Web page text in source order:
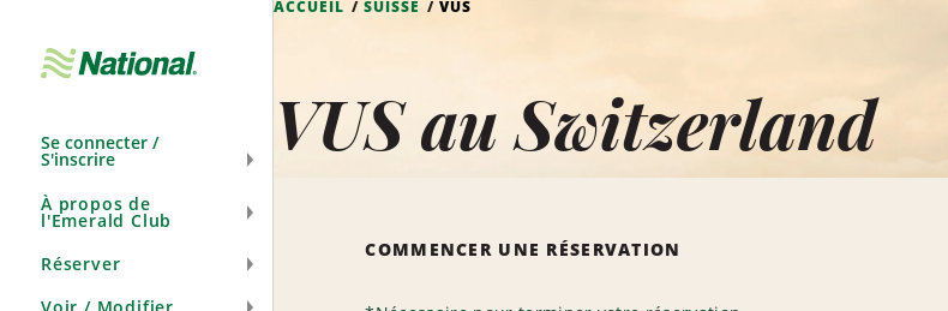
navigation
Se connecter /
S'inscrire
À propos de
l'Emerald Club
Réserver
Voir / Modifier
ACCUEIL SUISSE VUS
VUS au Switzerland
COMMENCER UNE RÉSERVATION